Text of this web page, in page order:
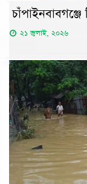
২১ জুলাই, ২০২৬